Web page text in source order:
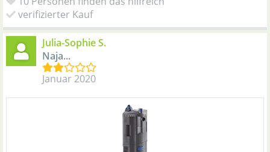
verifizierter Kauf
Julia-Sophie S.
Naja...
Januar 2020